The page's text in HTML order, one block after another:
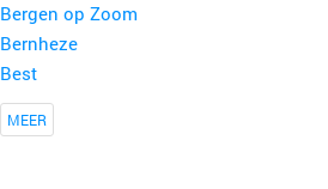
Bergen op Zoom
Bernheze
Best
MEER